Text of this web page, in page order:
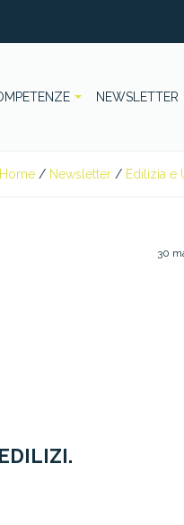
NEWSLETTER
Home / Newsletter / Edilizia e
30